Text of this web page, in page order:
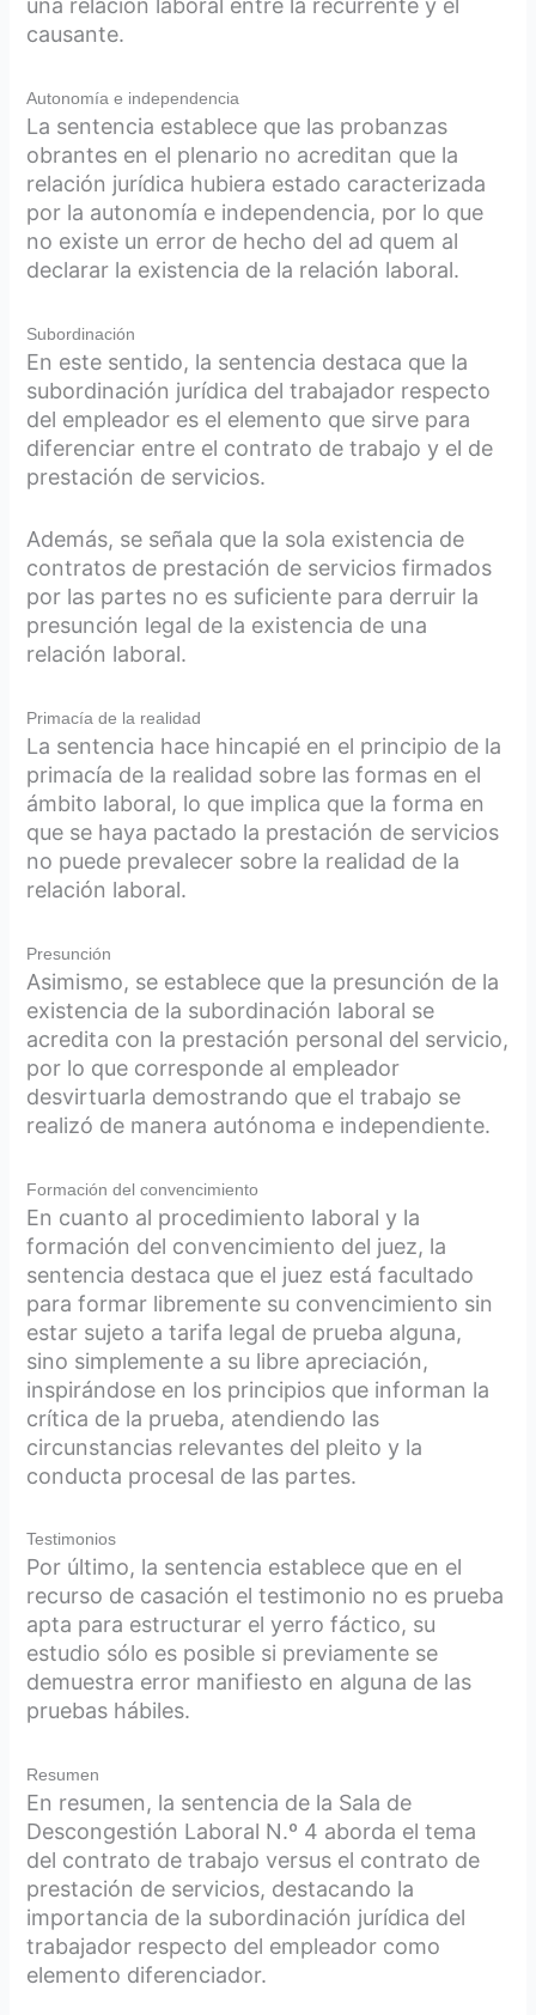
una relación laboral entre la recurrente y el
causante.
Autonomía e independencia
La sentencia establece que las probanzas
obrantes en el plenario no acreditan que la
relación jurídica hubiera estado caracterizada
por la autonomía e independencia, por lo que
no existe un error de hecho del ad quem al
declarar la existencia de la relación laboral.
Subordinación
En este sentido, la sentencia destaca que la
subordinación jurídica del trabajador respecto
del empleador es el elemento que sirve para
diferenciar entre el contrato de trabajo y el de
prestación de servicios.
Además, se señala que la sola existencia de
contratos de prestación de servicios firmados
por las partes no es suficiente para derruir la
presunción legal de la existencia de una
relación laboral.
Primacía de la realidad
La sentencia hace hincapié en el principio de la
primacía de la realidad sobre las formas en el
ámbito laboral, lo que implica que la forma en
que se haya pactado la prestación de servicios
no puede prevalecer sobre la realidad de la
relación laboral.
Presunción
Asimismo, se establece que la presunción de la
existencia de la subordinación laboral se
acredita con la prestación personal del servicio,
por lo que corresponde al empleador
desvirtuarla demostrando que el trabajo se
realizó de manera autónoma e independiente.
Formación del convencimiento
En cuanto al procedimiento laboral y la
formación del convencimiento del juez, la
sentencia destaca que el juez está facultado
para formar libremente su convencimiento sin
estar sujeto a tarifa legal de prueba alguna,
sino simplemente a su libre apreciación,
inspirándose en los principios que informan la
crítica de la prueba, atendiendo las
circunstancias relevantes del pleito y la
conducta procesal de las partes.
Testimonios
Por último, la sentencia establece que en el
recurso de casación el testimonio no es prueba
apta para estructurar el yerro fáctico, su
estudio sólo es posible si previamente se
demuestra error manifiesto en alguna de las
pruebas hábiles.
Resumen
En resumen, la sentencia de la Sala de
Descongestión Laboral N.º 4 aborda el tema
del contrato de trabajo versus el contrato de
prestación de servicios, destacando la
importancia de la subordinación jurídica del
trabajador respecto del empleador como
elemento diferenciador.